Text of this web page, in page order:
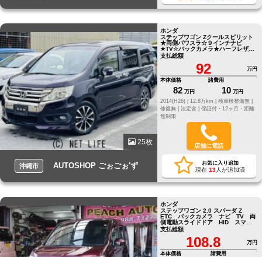
25枚
沖縄市 AUTOSHOP ごぉごぉ'ず
ホンダ
ステップワゴン Zクールスピリット
★両側パワスラ☆９インチナビ
★TV☆バックカメラ★ハーフレザー
シート☆アルミホイール★ ●●他店に
てローンNGだったお客様でもお気
軽にご相談ください●LINE
ID[@oeu0051f]
支払総額
92
万円
本体価格
82 万円
諸費用
10 万円
2014(H26) |
12.8万km |
検車検整備無 |
修復無 | 法定含 | 保証付・12ヶ月・距離
無制限
店舗に電話
お気に入り追加
現在 13人が追加済
ホンダ
ステップワゴン 2.0 スパーダ Z
ETC バックカメラ ナビ TV 両
側電動スライドドア HID スマー
トキー アイドリングストップ
支払総額
108.8
万円
本体価格
諸費用